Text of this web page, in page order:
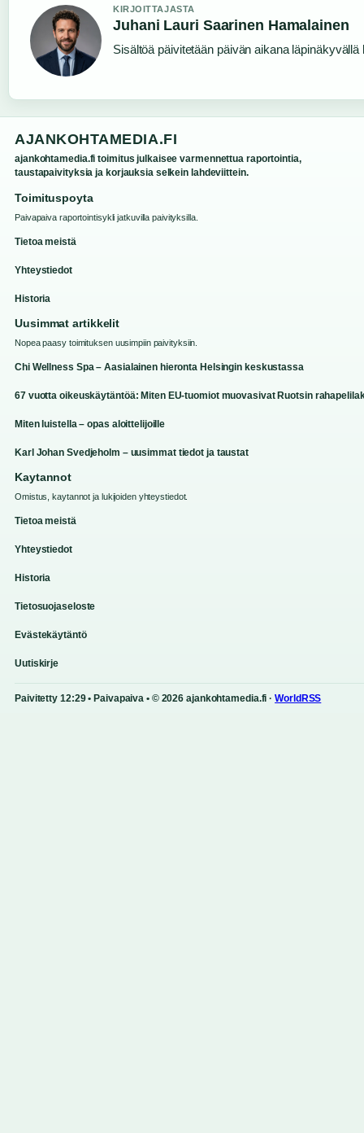
KIRJOITTAJASTA
Juhani Lauri Saarinen Hamalainen
Sisältöä päivitetään päivän aikana läpinäkyvällä
AJANKOHTAMEDIA.FI
ajankohtamedia.fi toimitus julkaisee varmennettua raportointia,
taustapaivityksia ja korjauksia selkein lahdeviittein.
Toimituspoyta
Paivapaiva raportointisykli jatkuvilla paivityksilla.
Tietoa meistä
Yhteystiedot
Historia
Uusimmat artikkelit
Nopea paasy toimituksen uusimpiin paivityksiin.
Chi Wellness Spa – Aasialainen hieronta Helsingin keskustassa
67 vuotta oikeuskäytäntöä: Miten EU-tuomiot muovasivat Ruotsin
Miten luistella – opas aloittelijoille
Karl Johan Svedjeholm – uusimmat tiedot ja taustat
Kaytannot
Omistus, kaytannot ja lukijoiden yhteystiedot.
Tietoa meistä
Yhteystiedot
Historia
Tietosuojaseloste
Evästekäytäntö
Uutiskirje
Paivitetty 12:29 • Paivapaiva • © 2026 ajankohtamedia.fi ·WorldRSS